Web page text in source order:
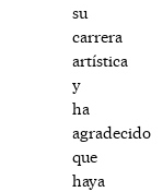
su
carrera
artística
y
ha
agradecido
que
haya